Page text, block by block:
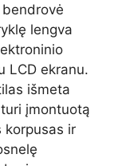
lengva
LCD ekranu.
išmeta
įmontuotą
korpusas ir